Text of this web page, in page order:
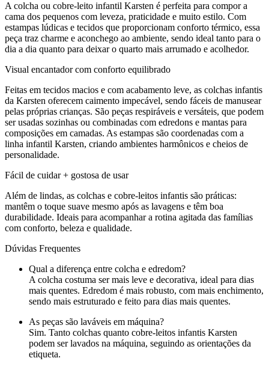
A colcha ou cobre-leito infantil Karsten é perfeita para compor a
cama dos pequenos com leveza, praticidade e muito estilo. Com
estampas lúdicas e tecidos que proporcionam conforto térmico, essa
peça traz charme e aconchego ao ambiente, sendo ideal tanto para o
dia a dia quanto para deixar o quarto mais arrumado e acolhedor.
Visual encantador com conforto equilibrado
Feitas em tecidos macios e com acabamento leve, as colchas infantis
da Karsten oferecem caimento impecável, sendo fáceis de manusear
pelas próprias crianças. São peças respiráveis e versáteis, que podem
ser usadas sozinhas ou combinadas com edredons e mantas para
composições em camadas. As estampas são coordenadas com a
linha infantil Karsten, criando ambientes harmônicos e cheios de
personalidade.
Fácil de cuidar + gostosa de usar
Além de lindas, as colchas e cobre-leitos infantis são práticas:
mantêm o toque suave mesmo após as lavagens e têm boa
durabilidade. Ideais para acompanhar a rotina agitada das famílias
com conforto, beleza e qualidade.
Dúvidas Frequentes
Qual a diferença entre colcha e edredom?
A colcha costuma ser mais leve e decorativa, ideal para dias
mais quentes. Edredom é mais robusto, com mais enchimento,
sendo mais estruturado e feito para dias mais quentes.
As peças são laváveis em máquina?
Sim. Tanto colchas quanto cobre-leitos infantis Karsten
podem ser lavados na máquina, seguindo as orientações da
etiqueta.